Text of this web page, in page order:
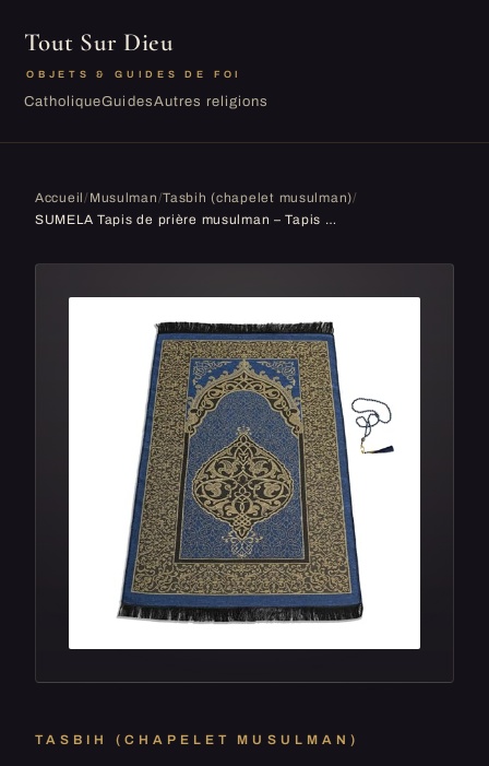
Tout Sur Dieu
OBJETS & GUIDES DE FOI
CatholiqueGuidesAutres religions
Accueil/ Musulman/Tasbih (chapelet musulman)/
SUMELA Tapis de prière musulman – Tapis de prière musulman de style traditionnel, épais et rembourré, 99 perles de prière incluses, pour hommes, femmes et enfants, perle de prière (bleu marine)
TASBIH (CHAPELET MUSULMAN)